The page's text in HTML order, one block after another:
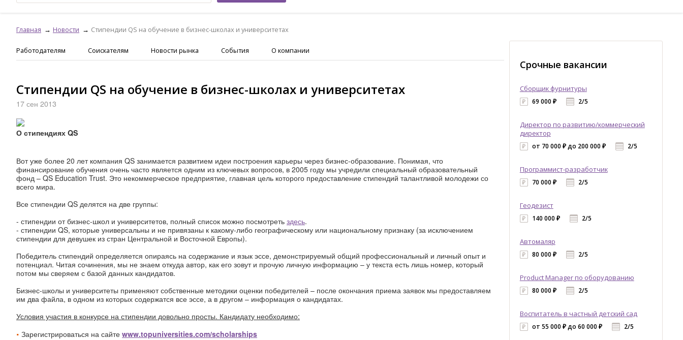
Главная Новости Стипендии QS на обучение в бизнес-школах и университетах
Работодателям Соискателям Новости рынка События О компании
Стипендии QS на обучение в бизнес-школах и университетах
17 сен 2013
О стипендиях QS
Вот уже более 20 лет компания QS занимается развитием идеи построения карьеры через бизнес-образование. Понимая, что
финансирование обучения очень часто является одним из ключевых вопросов, в 2005 году мы учредили специальный образовательный
фонд – QS Education Trust. Это некоммерческое предприятие, главная цель которого предоставление стипендий талантливой молодежи со
всего мира.
Все стипендии QS делятся на две группы:
- стипендии от бизнес-школ и университетов, полный список можно посмотреть здесь.
- стипендии QS, которые универсальны и не привязаны к какому-либо географическому или национальному признаку (за исключением
стипендии для девушек из стран Центральной и Восточной Европы).
Победитель стипендий определяется опираясь на содержание и язык эссе, демонстрируемый общий профессиональный и личный опыт и
потенциал. Читая сочинения, мы не знаем откуда автор, как его зовут и прочую личную информацию – у текста есть лишь номер, который
потом мы сверяем с базой данных кандидатов.
Бизнес-школы и университеты применяют собственные методики оценки победителей – после окончания приема заявок мы предоставляем
им два файла, в одном из которых содержатся все эссе, а в другом – информация о кандидатах.
Условия участия в конкурсе на стипендии довольно просты. Кандидату необходимо:
Зарегистрироваться на сайте www.topuniversities.com/scholarships
Срочные вакансии
Сборщик фурнитуры
69 000 ₽ 2/5
Директор по развитию/коммерческий
директор
от 70 000 ₽ до 200 000 ₽ 2/5
Программист-разработчик
70 000 ₽ 2/5
Геодезист
140 000 ₽ 2/5
Автомаляр
80 000 ₽ 2/5
Product Manager по оборудованию
80 000 ₽ 2/5
Воспитатель в частный детский сад
от 55 000 ₽ до 60 000 ₽ 2/5